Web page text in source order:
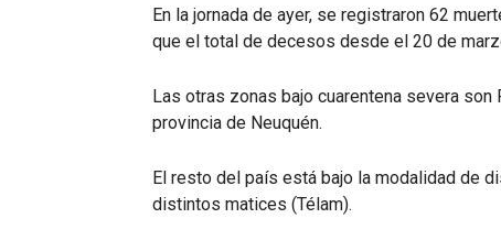
En la jornada de ayer, se registraron 62
que el total de decesos desde el 20 de
Las otras zonas bajo cuarentena severa son
provincia de Neuquén.
El resto del país está bajo la modalidad de
distintos matices (Télam).